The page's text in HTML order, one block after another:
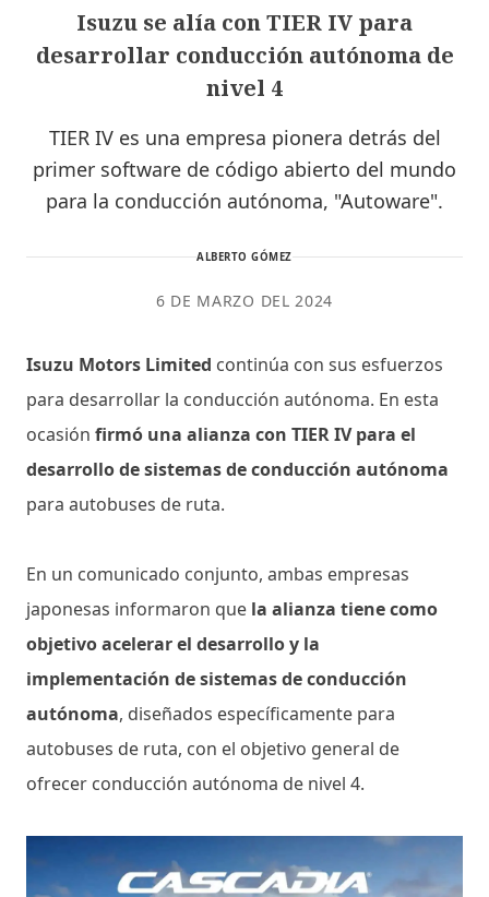
Isuzu se alía con TIER IV para
desarrollar conducción autónoma de
nivel 4
TIER IV es una empresa pionera detrás del
primer software de código abierto del mundo
para la conducción autónoma, "Autoware".
ALBERTO GÓMEZ
6 DE MARZO DEL 2024
Isuzu Motors Limited continúa con sus esfuerzos
para desarrollar la conducción autónoma. En esta
ocasión firmó una alianza con TIER IV para el
desarrollo de sistemas de conducción autónoma
para autobuses de ruta.
En un comunicado conjunto, ambas empresas
japonesas informaron que la alianza tiene como
objetivo acelerar el desarrollo y la
implementación de sistemas de conducción
autónoma, diseñados específicamente para
autobuses de ruta, con el objetivo general de
ofrecer conducción autónoma de nivel 4.